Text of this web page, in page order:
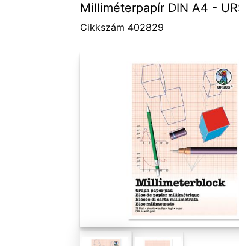
Milliméterpapír DIN A4 -
Cikkszám 402829